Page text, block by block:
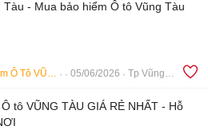
Tàu - Mua bảo hiểm Ô tô Vũng Tàu
Bảo Hiểm Ô Tô VŨNG TÀU 05/06/2026 Tp Vũng Tàu
tô VŨNG TÀU GIÁ RẺ NHẤT - Hỗ